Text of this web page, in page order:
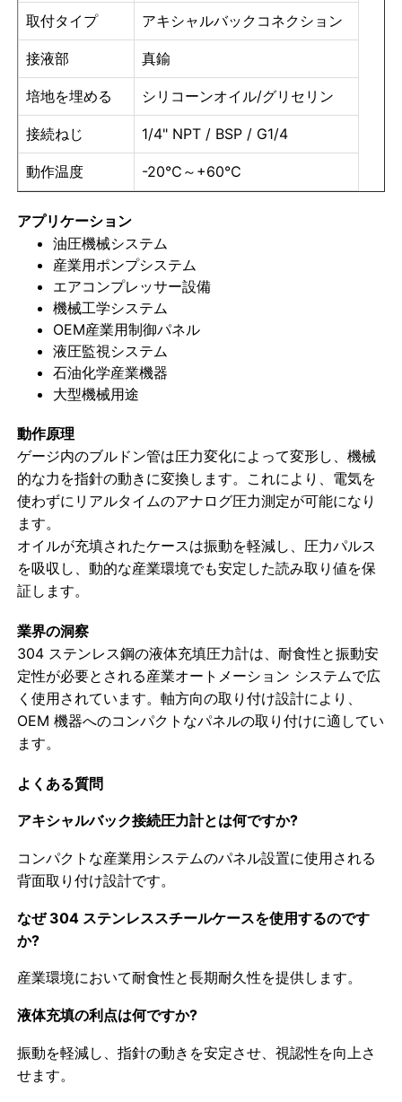
液体で満たされた圧力計
電気接触圧力計
圧力試験キット
乾燥式圧力計
ミニ圧力計
デジタル圧力計
ユーティリティ圧力計
暗闇で光る圧力計
圧力計の種類
取付タイプ アキシャルバックコネクション
接液部 真鍮
培地を埋める シリコーンオイル/グリセリン
接続ねじ 1/4" NPT / BSP / G1/4
動作温度 -20℃～+60℃
アプリケーション
油圧機械システム
産業用ポンプシステム
エアコンプレッサー設備
機械工学システム
OEM産業用制御パネル
液圧監視システム
石油化学産業機器
大型機械用途
動作原理
ゲージ内のブルドン管は圧力変化によって変形し、機械
的な力を指針の動きに変換します。これにより、電気を
使わずにリアルタイムのアナログ圧力測定が可能になり
ます。
オイルが充填されたケースは振動を軽減し、圧力パルス
を吸収し、動的な産業環境でも安定した読み取り値を保
証します。
業界の洞察
304 ステンレス鋼の液体充填圧力計は、耐食性と振動安
定性が必要とされる産業オートメーション システムで広
く使用されています。軸方向の取り付け設計により、
OEM 機器へのコンパクトなパネルの取り付けに適してい
ます。
よくある質問
アキシャルバック接続圧力計とは何ですか?
コンパクトな産業用システムのパネル設置に使用される
背面取り付け設計です。
なぜ 304 ステンレススチールケースを使用するのです
か?
産業環境において耐食性と長期耐久性を提供します。
液体充填の利点は何ですか?
振動を軽減し、指針の動きを安定させ、視認性を向上さ
せます。